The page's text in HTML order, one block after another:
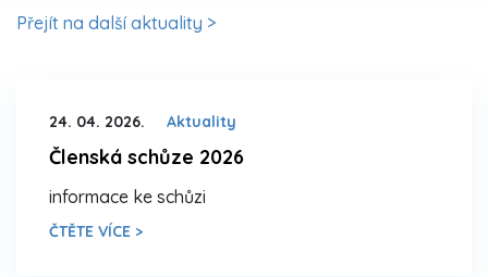
Přejít na další aktuality >
24. 04. 2026. Aktuality
Členská schůze 2026
informace ke schůzi
ČTĚTE VÍCE >